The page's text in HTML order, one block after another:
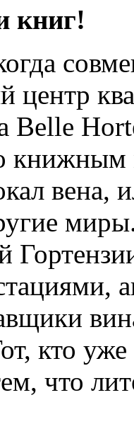
книг!
центр
Belle
книжным
вена,
кто уже
что